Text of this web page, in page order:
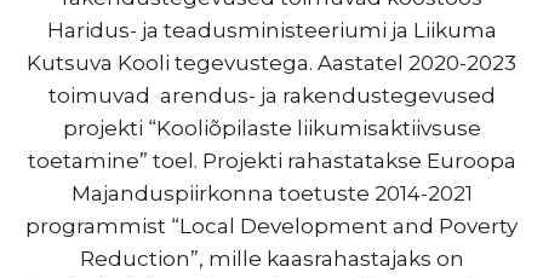
Haridus- ja teadusministeeriumi ja Liikuma
Kutsuva Kooli tegevustega. Aastatel 2020-2023
toimuvad arendus- ja rakendustegevused
projekti “Kooliõpilaste liikumisaktiivsuse
toetamine” toel. Projekti rahastatakse Euroopa
Majanduspiirkonna toetuste 2014-2021
programmist “Local Development and Poverty
Reduction”, mille kaasrahastajaks on